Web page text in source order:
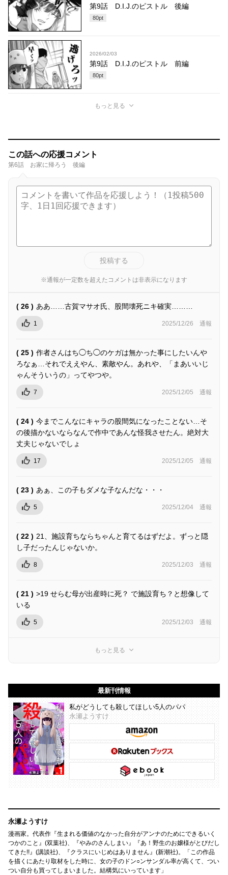
第9話 D.I.J.のピストル 後編
80pt
2026/02/03
第9話 D.I.J.のピストル 前編
80pt
もっと見る
この話への応援コメント
第6話 お家に帰ろう 後編
投稿する
※通報が一定数を超えたコメントは非表示になります
( 26 ) ああ……古賀マサオ氏、股間壊死ニキ確実………
1 2025/12/26 通報
( 25 ) 作者さんはち◯ち◯のケガは無かった事にしたいんや
ろなぁ…それでええやん、素敵やん。あれや、「まあいいじ
ゃんそういうの」ってやつや。
7 2025/12/05 通報
( 24 ) 今までこんなにキャラの股間気になったことない…そ
の後描かないならなんで作中であんな怪我させたん。絶対大
丈夫じゃないでしょ
17 2025/12/05 通報
( 23 ) あぁ、この子もダメな子なんだな・・・
5 2025/12/04 通報
( 22 ) 21、施設育ちならちゃんと育てるはずだよ。ずっと隠
し子だったんじゃないか。
8 2025/12/03 通報
( 21 ) >19 せらむ母が出産時に死？ で施設育ち？と想像して
いる
5 2025/12/03 通報
もっと見る
最新刊情報
私がどうしても殺してほしい5人のパパ
永瀬ようすけ
永瀬ようすけ
漫画家。代表作『生まれる価値のなかった自分がアンナのためにできるいく
つかのこと』(双葉社)、『やみのさんしまい』『あ！野生のお嬢様がとびだし
てきた!!』(講談社)、『クラスにいじめはありません』(新潮社)。「この作品
を描くにあたり取材をした時に、女の子のドン○ンサンダル率が高くて、つい
つい自分も買ってしまいました。結構気にいっています」